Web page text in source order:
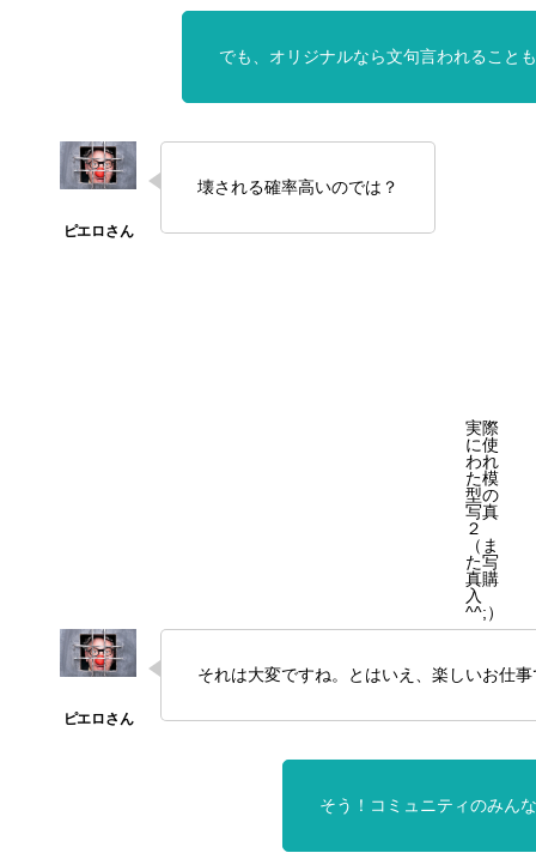
でも、オリジナルなら文句言われること
壊される確率高いのでは？
実際
に使
われ
た模
型の
写真
２
（ま
た写
真購
入
^^;）
それは大変ですね。とはいえ、楽しいお仕
そう！コミュニティのみん